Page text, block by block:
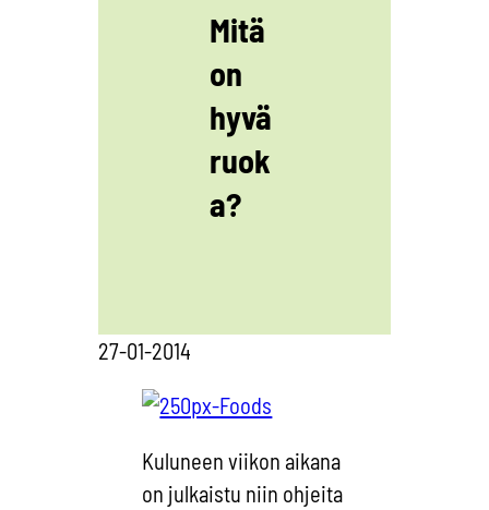
Mitä
on
hyvä
ruok
a?
27-01-2014
Kuluneen viikon aikana
on julkaistu niin ohjeita